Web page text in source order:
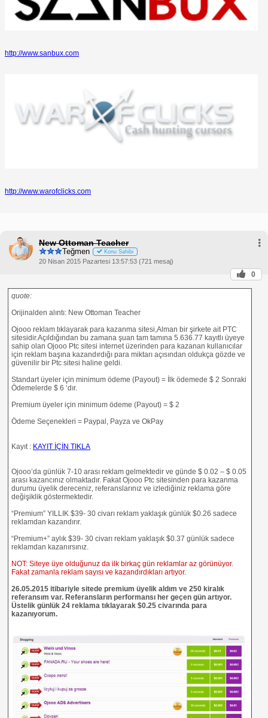
http://www.sanbux.com
http://www.warofclicks.com
New Ottoman Teacher
Teğmen Konu Sahibi
20 Nisan 2015 Pazartesi 13:57:53 (721 mesaj)
0
quote:
Orijinalden alıntı: New Ottoman Teacher
Ojooo reklam tıklayarak para kazanma sitesi,Alman bir şirkete ait PTC
sitesidir.Açıldığından bu zamana şuan tam tamına 5.636.77 kayıtlı üyeye
sahip olan Ojooo Ptc sitesi internet üzerinden para kazanan kullanıcılar
için reklam başına kazandırdığı para miktarı açısından oldukça gözde ve
güvenilir bir Ptc sitesi haline geldi.
Standart üyeler için minimum ödeme (Payout) = İlk ödemede $ 2 Sonraki
Ödemelerde $ 6 ‘dır.
Premium üyeler için minimum ödeme (Payout) = $ 2
Ödeme Seçenekleri = Paypal, Payza ve OkPay
Kayıt : KAYIT İÇİN TIKLA
Ojooo’da günlük 7-10 arası reklam gelmektedir ve günde $ 0.02 – $ 0.05
arası kazancınız olmaktadır. Fakat Ojooo Ptc sitesinden para kazanma
durumu üyelik dereceniz, referanslarınız ve izlediğiniz reklama göre
değişiklik göstermektedir.
“Premium” YILLIK $39- 30 civarı reklam yaklaşık günlük $0.26 sadece
reklamdan kazandırır.
“Premium+” aylık $39- 30 civarı reklam yaklaşık $0.37 günlük sadece
reklamdan kazanırsınız.
NOT: Siteye üye olduğunuz da ilk birkaç gün reklamlar az görünüyor.
Fakat zamanla reklam sayısı ve kazandırdıkları artıyor.
26.05.2015 itibariyle sitede premium üyelik aldım ve 250 kiralık
referansım var. Referansların performansı her geçen gün artıyor.
Üstelik günlük 24 reklama tıklayarak $0.25 civarında para
kazanıyorum.